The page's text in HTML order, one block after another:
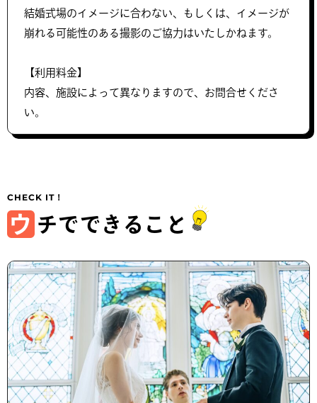
結婚式場のイメージに合わない、もしくは、イメージが
崩れる可能性のある撮影のご協力はいたしかねます。
【利用料金】
内容、施設によって異なりますので、お問合せくださ
い。
ウ チでできること